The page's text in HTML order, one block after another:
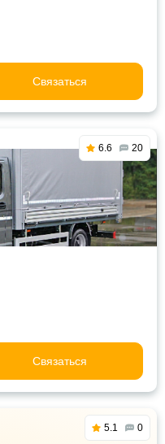
Связаться
6.6 20
Связаться
5.1 0